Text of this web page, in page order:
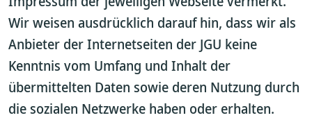
Wir weisen ausdrücklich darauf hin, dass wir als
Anbieter der Internetseiten der JGU keine
Kenntnis vom Umfang und Inhalt der
übermittelten Daten sowie deren Nutzung durch
die sozialen Netzwerke haben oder erhalten.